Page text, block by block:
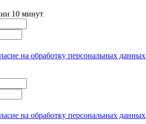
10 минут
на обработку персональных данных
на обработку персональных данных